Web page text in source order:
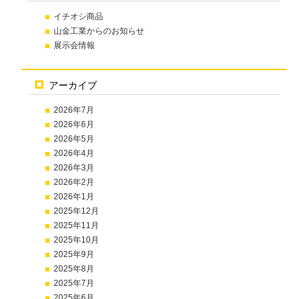
イチオシ商品
山金工業からのお知らせ
展示会情報
アーカイブ
2026年7月
2026年6月
2026年5月
2026年4月
2026年3月
2026年2月
2026年1月
2025年12月
2025年11月
2025年10月
2025年9月
2025年8月
2025年7月